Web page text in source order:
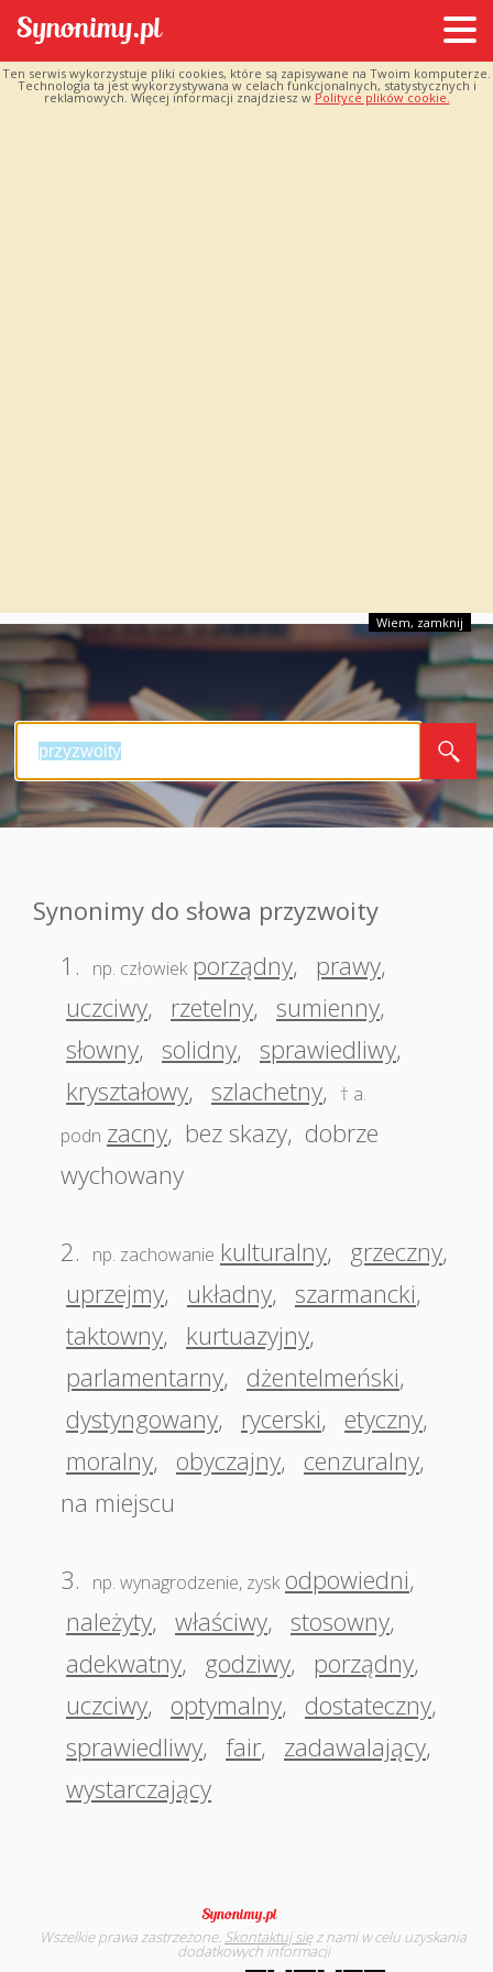
Ten serwis wykorzystuje pliki cookies, które są zapisywane na Twoim komputerze.
Technologia ta jest wykorzystywana w celach funkcjonalnych, statystycznych i
reklamowych. Więcej informacji znajdziesz w Polityce plików cookie.
Wiem, zamknij
Synonimy do słowa przyzwoity
1.
np. człowiek porządny, prawy,
uczciwy, rzetelny, sumienny,
słowny, solidny, sprawiedliwy,
kryształowy, szlachetny,
† a.
podn zacny, bez skazy, dobrze
wychowany
2. np. zachowanie kulturalny, grzeczny,
uprzejmy, układny, szarmancki,
taktowny, kurtuazyjny,
parlamentarny, dżentelmeński,
dystyngowany, rycerski, etyczny,
moralny, obyczajny, cenzuralny,
na miejscu
3. np. wynagrodzenie, zysk odpowiedni,
należyty, właściwy, stosowny,
adekwatny, godziwy, porządny,
uczciwy, optymalny, dostateczny,
sprawiedliwy, fair, zadawalający,
wystarczający
Wszelkie prawa zastrzeżone. Skontaktuj sięz nami w celu uzyskania
dodatkowych informacji